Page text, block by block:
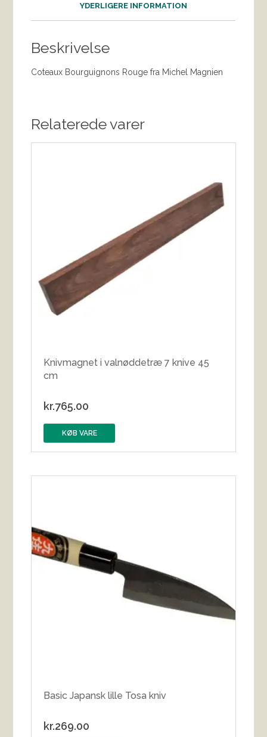
YDERLIGERE INFORMATION
Beskrivelse
Coteaux Bourguignons Rouge fra Michel Magnien
Relaterede varer
Knivmagnet i valnøddetræ 7 knive 45
cm
kr.765.00
KØB VARE
Basic Japansk lille Tosa kniv
kr.269.00